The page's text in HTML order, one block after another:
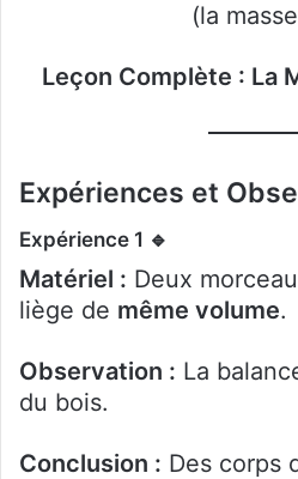
🔹 Expérience 1
Matériel : Deux
liège de même volume.
Observation : La
du bois.
Conclusion : Des corps